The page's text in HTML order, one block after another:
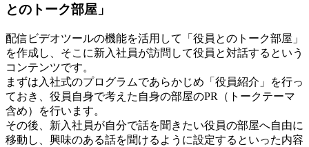
とのトーク部屋」
配信ビデオツールの機能を活用して「役員とのトーク部屋」
を作成し、そこに新入社員が訪問して役員と対話するという
コンテンツです。
まずは入社式のプログラムであらかじめ「役員紹介」を行っ
ておき、役員自身で考えた自身の部屋のPR（トークテーマ
含め）を行います。
その後、新入社員が自分で話を聞きたい役員の部屋へ自由に
移動し、興味のある話を聞けるように設定するといった内容